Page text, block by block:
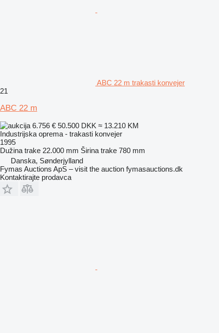
ABC 22 m trakasti konvejer
21
ABC 22 m
6.756 € 50.500 DKK ≈ 13.210 KM
Industrijska oprema - trakasti konvejer
1995
Dužina trake 22.000 mm Širina trake 780 mm
Danska, Sønderjylland
Fymas Auctions ApS – visit the auction fymasauctions.dk
Kontaktirajte prodavca